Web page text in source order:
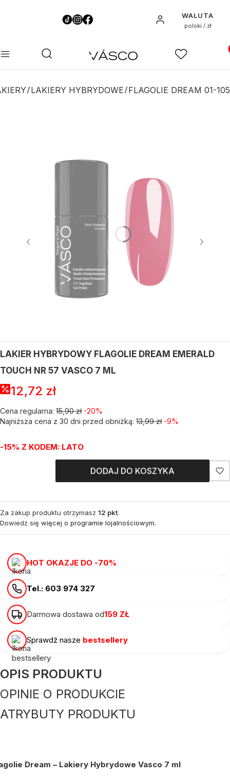
Zaloguj sięWALUTA
polski / zł
Menu Otwórz wyszukiwarkę
Szukaj Ulubione
LAKIERY HYBRYDOWE FLAGOLIE DREAM 01-105
LAKIER HYBRYDOWY FLAGOLIE DREAM EMERALD
TOUCH NR 57 VASCO 7 ML
12,72 zł
Cena regularna: 15,90 zł -20%
Najniższa cena z 30 dni przed obniżką: 13,99 zł -9%
-15% Z KODEM: LATO
DODAJ DO KOSZYKA
Za zakup produktu otrzymasz 12 pkt.
Dowiedz się więcej o programie lojalnościowym.
HOT OKAZJE DO -70%
Tel.: 603 974 327
Darmowa dostawa od159 ZŁ
Sprawdź nasze bestsellery
OPIS PRODUKTU
OPINIE O PRODUKCIE
ATRYBUTY PRODUKTU
Dream – Lakiery Hybrydowe Vasco 7 ml